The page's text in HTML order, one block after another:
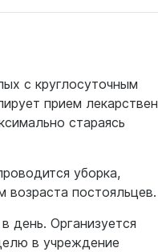
с круглосуточным
прием
стараясь
уборка,
возраста постояльцев.
день. Организуется
в учреждение